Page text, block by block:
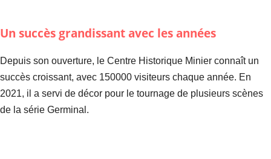
Un succès grandissant avec les années
Depuis son ouverture, le Centre Historique Minier connaît un
succès croissant, avec 150000 visiteurs chaque année. En
2021, il a servi de décor pour le tournage de plusieurs scènes
de la série Germinal.